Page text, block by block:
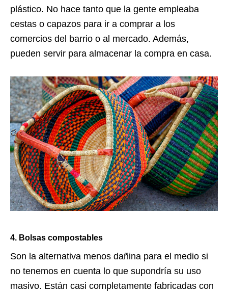
plástico. No hace tanto que la gente empleaba
cestas o capazos para ir a comprar a los
comercios del barrio o al mercado. Además,
pueden servir para almacenar la compra en casa.
4. Bolsas compostables
Son la alternativa menos dañina para el medio si
no tenemos en cuenta lo que supondría su uso
masivo. Están casi completamente fabricadas con